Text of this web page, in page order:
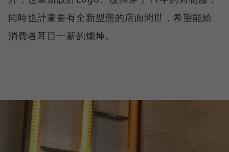
同時也計畫要有全新型態的店面問世，希望能給
消費者耳目一新的燦坤。